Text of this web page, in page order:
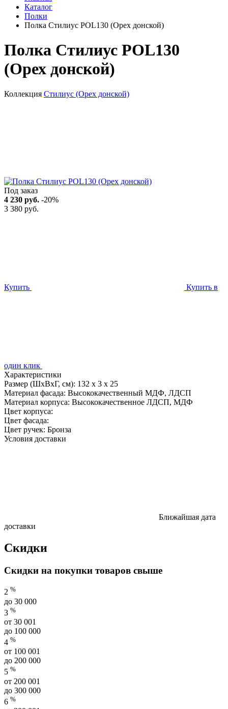
Каталог
Полки
Полка Стилиус POL130 (Орех донской)
Полка Стилиус POL130
(Орех донской)
Коллекция Стилиус (Орех донской)
Под заказ
4 230 руб. -20%
3 380 руб.
Купить Купить в
один клик
Характеристики
Размер (ШхВхГ, см): 132 х 3 х 25
Материал фасада: Высококачественный МДФ, ЛДСП
Материал корпуса: Высококачественное ЛДСП, МДФ
Цвет корпуса:
Цвет фасада:
Цвет ручек: Бронза
Условия доставки
Ближайшая дата
доставки
Скидки
Скидки на покупки товаров свыше
2 %
до 30 000
3 %
от 30 001
до 100 000
4 %
от 100 001
до 200 000
5 %
от 200 001
до 300 000
6 %